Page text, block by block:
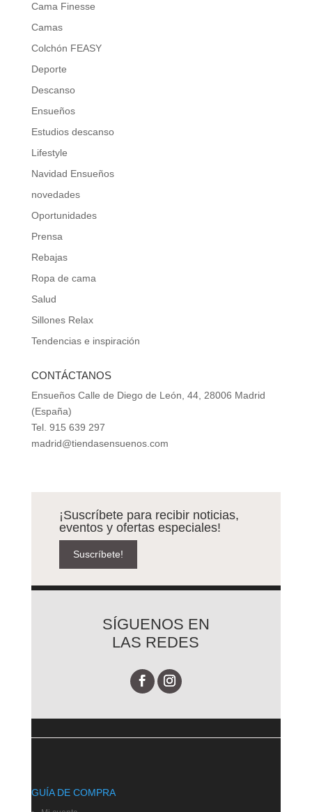
Cama Finesse
Camas
Colchón FEASY
Deporte
Descanso
Ensueños
Estudios descanso
Lifestyle
Navidad Ensueños
novedades
Oportunidades
Prensa
Rebajas
Ropa de cama
Salud
Sillones Relax
Tendencias e inspiración
CONTÁCTANOS
Ensueños Calle de Diego de León, 44, 28006 Madrid
(España)
Tel. 915 639 297
madrid@tiendasensuenos.com
¡Suscríbete para recibir noticias,
eventos y ofertas especiales!
Suscríbete!
SÍGUENOS EN
LAS REDES
GUÍA DE COMPRA